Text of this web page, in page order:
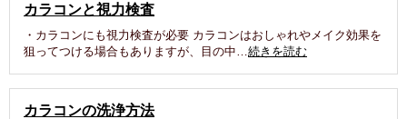
カラコンと視力検査
・カラコンにも視力検査が必要 カラコンはおしゃれやメイク効果を
狙ってつける場合もありますが、目の中…続きを読む
カラコンの洗浄方法